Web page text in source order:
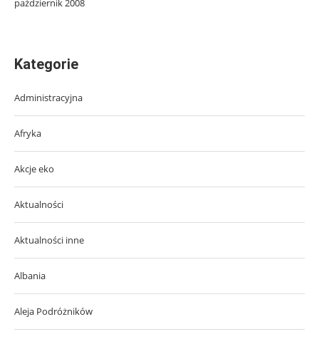
październik 2008
Kategorie
Administracyjna
Afryka
Akcje eko
Aktualności
Aktualności inne
Albania
Aleja Podróżników